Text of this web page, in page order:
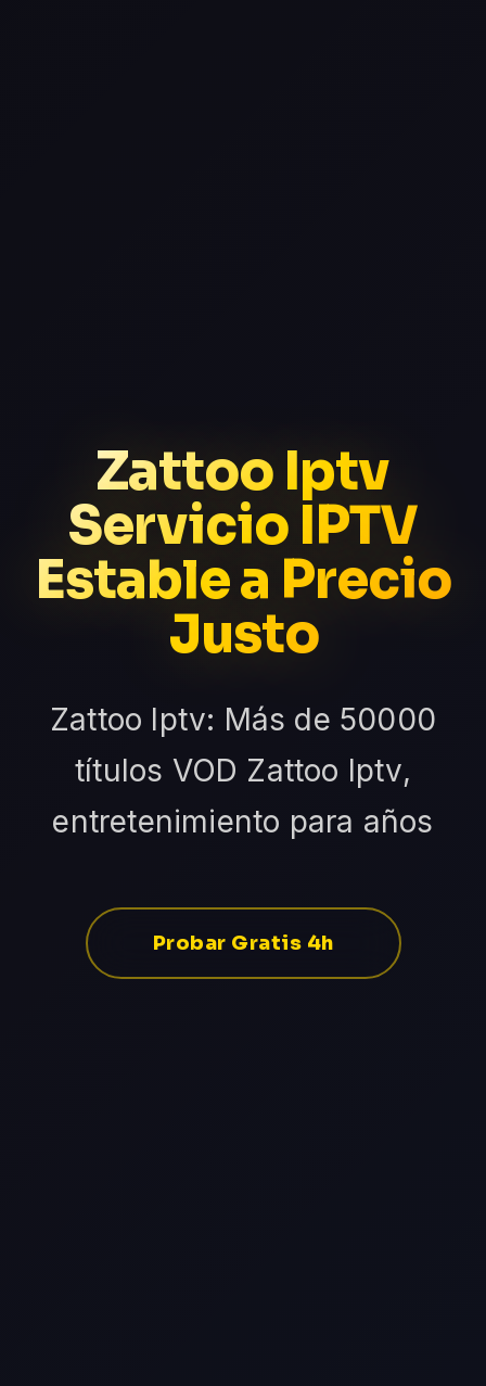
Zattoo Iptv
Servicio IPTV
Estable a Precio
Justo
Zattoo Iptv: Más de 50000
títulos VOD Zattoo Iptv,
entretenimiento para años
Probar Gratis 4h